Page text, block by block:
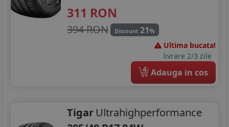
311 RON
394 RON Discount 21%
Ultima bucata!
livrare 2/3 zile
4 Adauga in cos
Tigar Ultrahighperformance